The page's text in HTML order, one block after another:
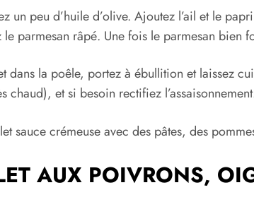
un peu d’huile d’olive. Ajoutez l’ail et le
parmesan râpé. Une fois le parmesan bien
dans la poêle, portez à ébullition et laissez
chaud), et si besoin rectifiez
sauce crémeuse avec des pâtes, des
AUX POIVRONS,